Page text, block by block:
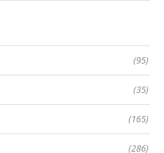
(95)
(35)
(165)
(286)